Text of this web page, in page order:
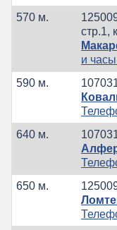
570 м.
стр.1,
и
590 м.
640 м.
650 м.